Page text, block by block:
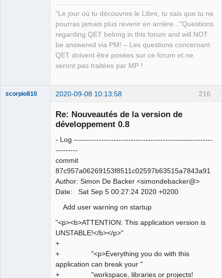
"Le jour où tu découvres le Libre, tu sais que tu ne
pourras jamais plus revenir en arrière..."Questions
regarding QET belong in this forum and will NOT
be answered via PM! – Les questions concernant
QET doivent être posées sur ce forum et ne
seront pas traitées par MP !
216
scorpio810 2020-09-08 10:13:58
Re: Nouveautés de la version de
développement 0.8
- Log --------------------------------------------------------
---------
commit
87c957a06269153f8511c02597b63515a7843a91
Author: Simon De Backer <simondebacker@>
Date: Sat Sep 5 00:27:24 2020 +0200
Add user warning on startup
"<p><b>ATTENTION: This application version is
UNSTABLE!</b></p>"
+
+ "<p>Everything you do with this
application can break your "
+ "workspace, libraries or projects!